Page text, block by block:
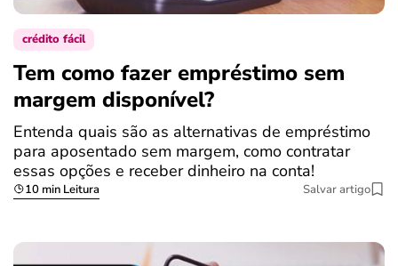
crédito fácil
Tem como fazer empréstimo sem
margem disponível?
Entenda quais são as alternativas de empréstimo
para aposentado sem margem, como contratar
essas opções e receber dinheiro na conta!
10 min Leitura Salvar artigo